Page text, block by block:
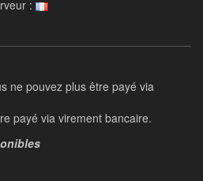
:
ne pouvez plus être payé via
payé via virement bancaire.